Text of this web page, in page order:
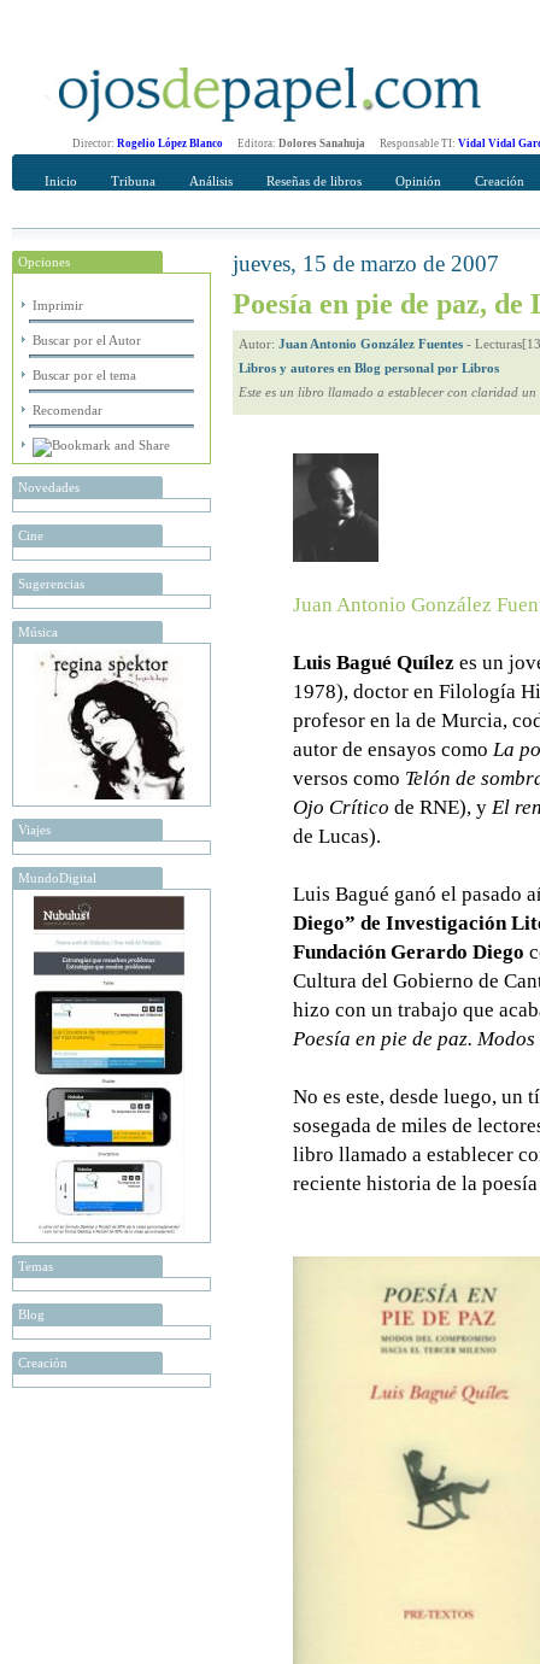
Director: Rogelio López Blanco Editora: Dolores Sanahuja Responsable TI: Vidal Vidal
Inicio Tribuna Análisis Reseñas de libros Opinión Creación
Opciones
Imprimir
Buscar por el Autor
Buscar por el tema
Recomendar
Novedades
Cine
Sugerencias
Música
Viajes
MundoDigital
Temas
Blog
Creación
Recomendar
jueves, 15 de marzo de 2007
Poesía en pie de paz,
Autor: Juan Antonio González Fuentes -
Libros y autores en Blog personal por Libros
Este es un libro llamado a establecer con claridad
Juan Antonio González
Luis Bagué Quílez es un
1978), doctor en Filología
profesor en la de Murcia,
autor de ensayos como La
versos como Telón de
Ojo Crítico de RNE), y El
de Lucas).
Luis Bagué ganó el pasado
Diego” de Investigación
Fundación Gerardo Diego
Cultura del Gobierno de
hizo con un trabajo que
Poesía en pie de paz.
No es este, desde luego, un
sosegada de miles de
libro llamado a establecer
reciente historia de la